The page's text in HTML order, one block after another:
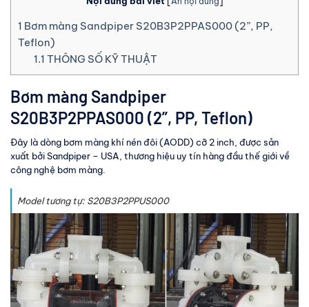
1 Bơm màng Sandpiper S20B3P2PPAS000 (2”, PP,
Teflon)
1.1 THÔNG SỐ KỸ THUẬT
Bơm màng Sandpiper
S20B3P2PPAS000 (2”, PP, Teflon)
Đây là dòng bơm màng khí nén đôi (AODD) cỡ 2 inch, được sản
xuất bởi Sandpiper – USA, thương hiệu uy tín hàng đầu thế giới về
công nghệ bơm màng.
Model tương tự: S20B3P2PPUS000